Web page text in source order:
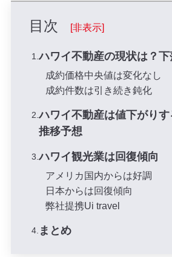
目次 [非表示]
ハワイ不動産の現状は？下
成約価格中央値は変化なし
成約件数は引き続き鈍化
ハワイ不動産は値下がり
推移予想
ハワイ観光業は回復傾向
アメリカ国内からは好調
日本からは回復傾向
弊社提携Ui travel
まとめ